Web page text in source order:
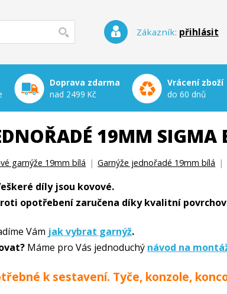
Zákazník: přihlásit
Doprava zdarma
nad 2499 Kč
Vrácení zboží
do 60 dnů
19MM SIGMA
garnýže 19mm bílá | Garnýže jednořadé 19mm bílá |
díly jsou kovové.
opotřebení zaručena díky kvalitní
Vám jak vybrat garnýž.
Máme pro Vás jednoduchý návod na
k sestavení. Tyče, konzole,